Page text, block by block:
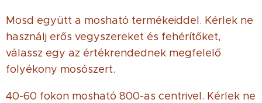
Mosd együtt a mosható termékeiddel. Kérlek ne
használj erős vegyszereket és fehérítőket,
válassz egy az értékrendednek megfelelő
folyékony mosószert.
40-60 fokon mosható 800-as centrivel. Kérlek ne